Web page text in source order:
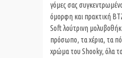
γόμες σας
όμορφη και πρακτική
Soft λούτρινη
πρόσωπο, τα χέρια, τα
χρώμα του Shooky, όλα τα